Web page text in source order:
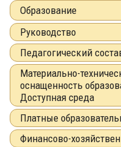
Образование
Руководство
Педагогический
Материально-
оснащенность
Доступная среда
Платные
Финансово-